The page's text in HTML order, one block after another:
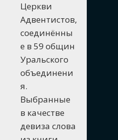
Церкви
Адвентистов,
соединённы
е в 59 общин
Уральского
объединени
я.
Выбранные
в качестве
девиза слова